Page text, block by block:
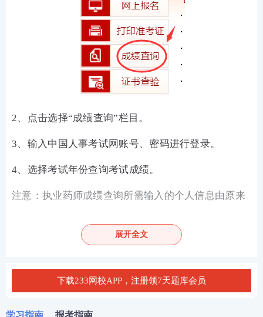
2、点击选择“成绩查询”栏目。
3、输入中国人事考试网账号、密码进行登录。
4、选择考试年份查询考试成绩。
注意：执业药师成绩查询所需输入的个人信息由原来
网账号、密码。
1、客观题科目原则上不查分。(参加考试但成绩为缺
展开全文
下载233网校APP，注册领7天题库会员
学习指南 报考指南